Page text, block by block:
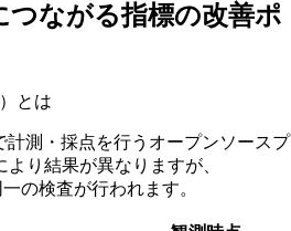
つながる指標の改善ポ
とは
計測・採点を行うオープンソースプ
り結果が異なりますが、
一の検査が行われます。